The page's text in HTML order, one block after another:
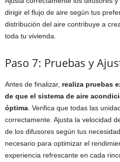
dirigir el flujo de aire según tus
distribución del aire contribuye a
toda tu vivienda.
Paso 7: Pruebas y
Antes de finalizar, realiza pruebas
de que el sistema de aire
óptima . Verifica que todas las
correctamente. Ajusta la velocidad
de los difusores según tus
necesario para optimizar el
experiencia refrescante en cada